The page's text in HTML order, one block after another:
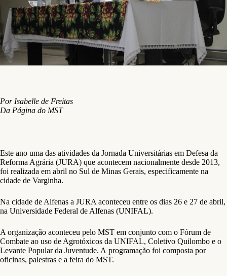
Por Isabelle de Freitas
Da Página do MST
Este ano uma das atividades da Jornada Universitárias em Defesa da
Reforma Agrária (JURA) que acontecem nacionalmente desde 2013,
foi realizada em abril no Sul de Minas Gerais, especificamente na
cidade de Varginha.
Na cidade de Alfenas a JURA aconteceu entre os dias 26 e 27 de abril,
na Universidade Federal de Alfenas (UNIFAL).
A organização aconteceu pelo MST em conjunto com o Fórum de
Combate ao uso de Agrotóxicos da UNIFAL, Coletivo Quilombo e o
Levante Popular da Juventude. A programação foi composta por
oficinas, palestras e a feira do MST.